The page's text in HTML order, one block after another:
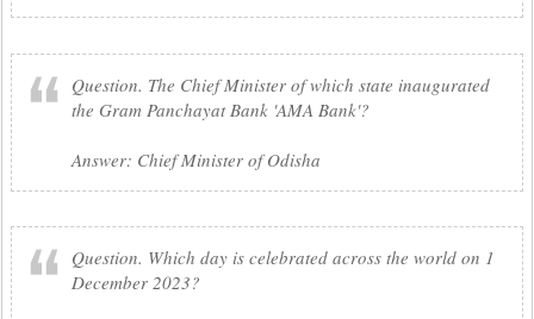
Question. The Chief Minister of which state inaugurated
the Gram Panchayat Bank 'AMA Bank'?
Answer: Chief Minister of Odisha
Question. Which day is celebrated across the world on 1
December 2023?